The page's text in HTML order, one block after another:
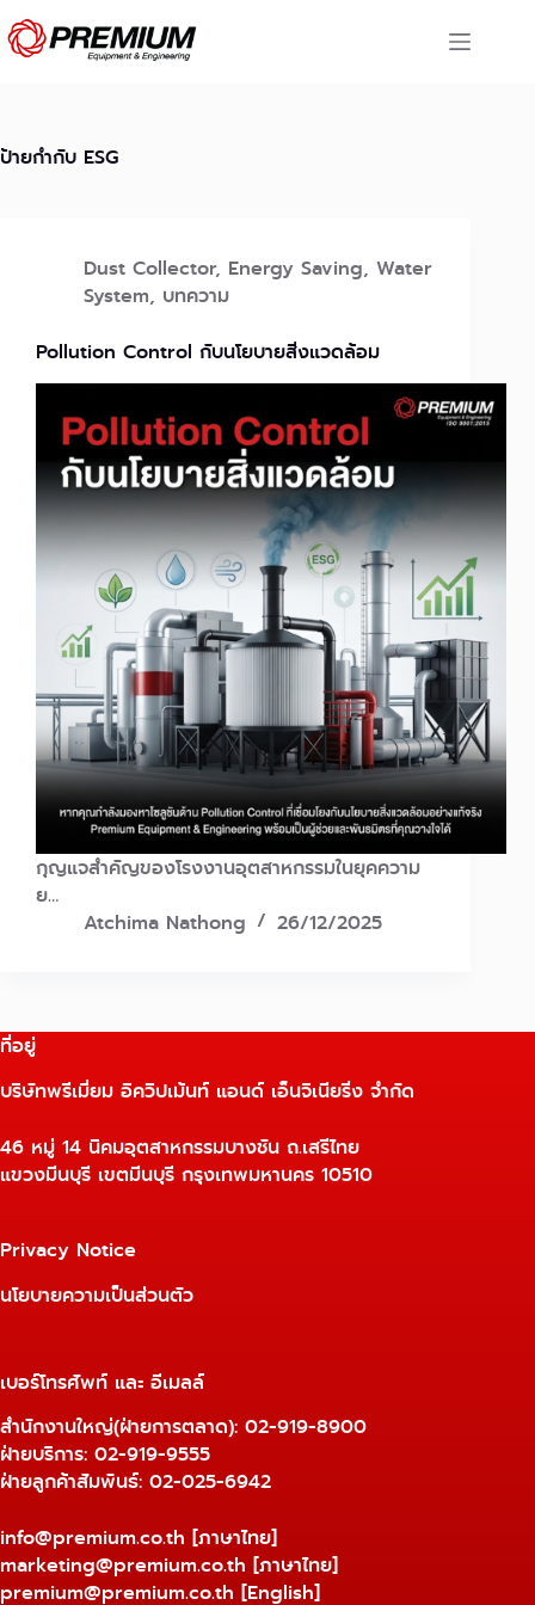
Skip
to
content
ป้ายกำกับ ESG
Dust Collector, Energy Saving, Water
System, บทความ
Pollution Control กับนโยบายสิ่งแวดล้อม
กุญแจสำคัญของโรงงานอุตสาหกรรมในยุคความ
ย…
Atchima Nathong
26/12/2025
ที่อยู่
บริษัทพรีเมี่ยม อิควิปเม้นท์ แอนด์ เอ็นจิเนียริ่ง จำกัด
46 หมู่ 14 นิคมอุตสาหกรรมบางชัน ถ.เสรีไทย
แขวงมีนบุรี เขตมีนบุรี กรุงเทพมหานคร 10510
Privacy Notice
นโยบายความเป็นส่วนตัว
เบอร์โทรศัพท์ และ อีเมลล์
สำนักงานใหญ่(ฝ่ายการตลาด): 02-919-8900
ฝ่ายบริการ: 02-919-9555
ฝ่ายลูกค้าสัมพันธ์: 02-025-6942
info@premium.co.th [ภาษาไทย]
marketing@premium.co.th [ภาษาไทย]
premium@premium.co.th [English]